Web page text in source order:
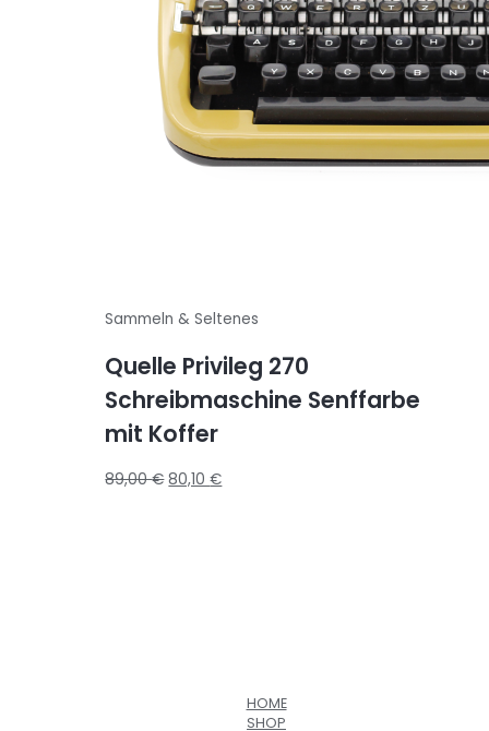
Sammeln & Seltenes
Quelle Privileg 270
Schreibmaschine Senffarbe
mit Koffer
89,00€ 80,10€
HOME
SHOP